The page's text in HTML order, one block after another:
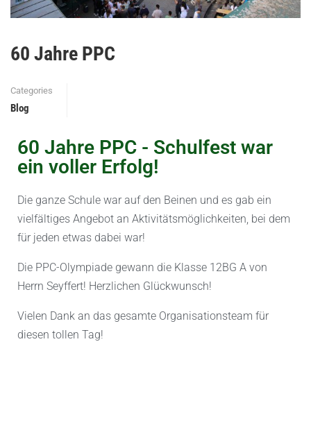
60 Jahre PPC
Categories
Blog
60 Jahre PPC - Schulfest war
ein voller Erfolg!
Die ganze Schule war auf den Beinen und es gab ein
vielfältiges Angebot an Aktivitätsmöglichkeiten, bei dem
für jeden etwas dabei war!
Die PPC-Olympiade gewann die Klasse 12BG A von
Herrn Seyffert! Herzlichen Glückwunsch!
Vielen Dank an das gesamte Organisationsteam für
diesen tollen Tag!